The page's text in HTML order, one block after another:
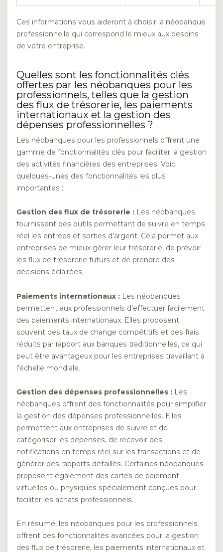
Ces informations vous aideront à choisir la néobanque
professionnelle qui correspond le mieux aux besoins
de votre entreprise.
Quelles sont les fonctionnalités clés
offertes par les néobanques pour les
professionnels, telles que la gestion
des flux de trésorerie, les paiements
internationaux et la gestion des
dépenses professionnelles ?
Les néobanques pour les professionnels offrent une
gamme de fonctionnalités clés pour faciliter la gestion
des activités financières des entreprises. Voici
quelques-unes des fonctionnalités les plus
importantes :
Gestion des flux de trésorerie : Les néobanques
fournissent des outils permettant de suivre en temps
réel les entrées et sorties d’argent. Cela permet aux
entreprises de mieux gérer leur trésorerie, de prévoir
les flux de trésorerie futurs et de prendre des
décisions éclairées.
Paiements internationaux : Les néobanques
permettent aux professionnels d’effectuer facilement
des paiements internationaux. Elles proposent
souvent des taux de change compétitifs et des frais
réduits par rapport aux banques traditionnelles, ce qui
peut être avantageux pour les entreprises travaillant à
l’échelle mondiale.
Gestion des dépenses professionnelles : Les
néobanques offrent des fonctionnalités pour simplifier
la gestion des dépenses professionnelles. Elles
permettent aux entreprises de suivre et de
catégoriser les dépenses, de recevoir des
notifications en temps réel sur les transactions et de
générer des rapports détaillés. Certaines néobanques
proposent également des cartes de paiement
virtuelles ou physiques spécialement conçues pour
faciliter les achats professionnels.
En résumé, les néobanques pour les professionnels
offrent des fonctionnalités avancées pour la gestion
des flux de trésorerie, les paiements internationaux et